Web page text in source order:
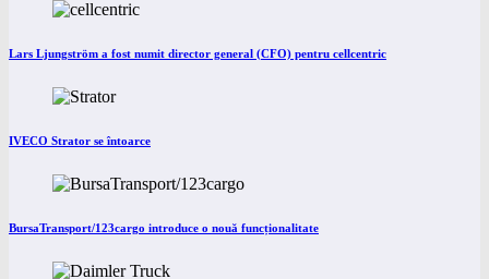
Lars Ljungström a fost numit director general (CFO) pentru cellcentric
IVECO Strator se întoarce
BursaTransport/123cargo introduce o nouă funcționalitate